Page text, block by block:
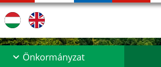
Önkormányzat